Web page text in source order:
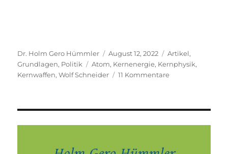
Autor
Dr. Holm Gero Hümmler
Veröffentlicht
am
August 12, 2022 Kategorien
Artikel,
Grundlagen, Politik Schlagwörter
Atom, Kernenergie, Kernphysik,
Kernwaffen,Wolf Schneider 11 Kommentarezu
„Atomenergie“
und